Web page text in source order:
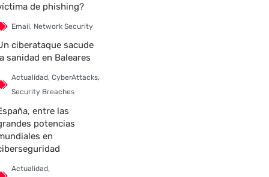
de phishing?
Email, Network Security
ciberataque sacude
sanidad en Baleares
Actualidad, CyberAttacks,
Security Breaches
entre las
potencias
en
Actualidad,